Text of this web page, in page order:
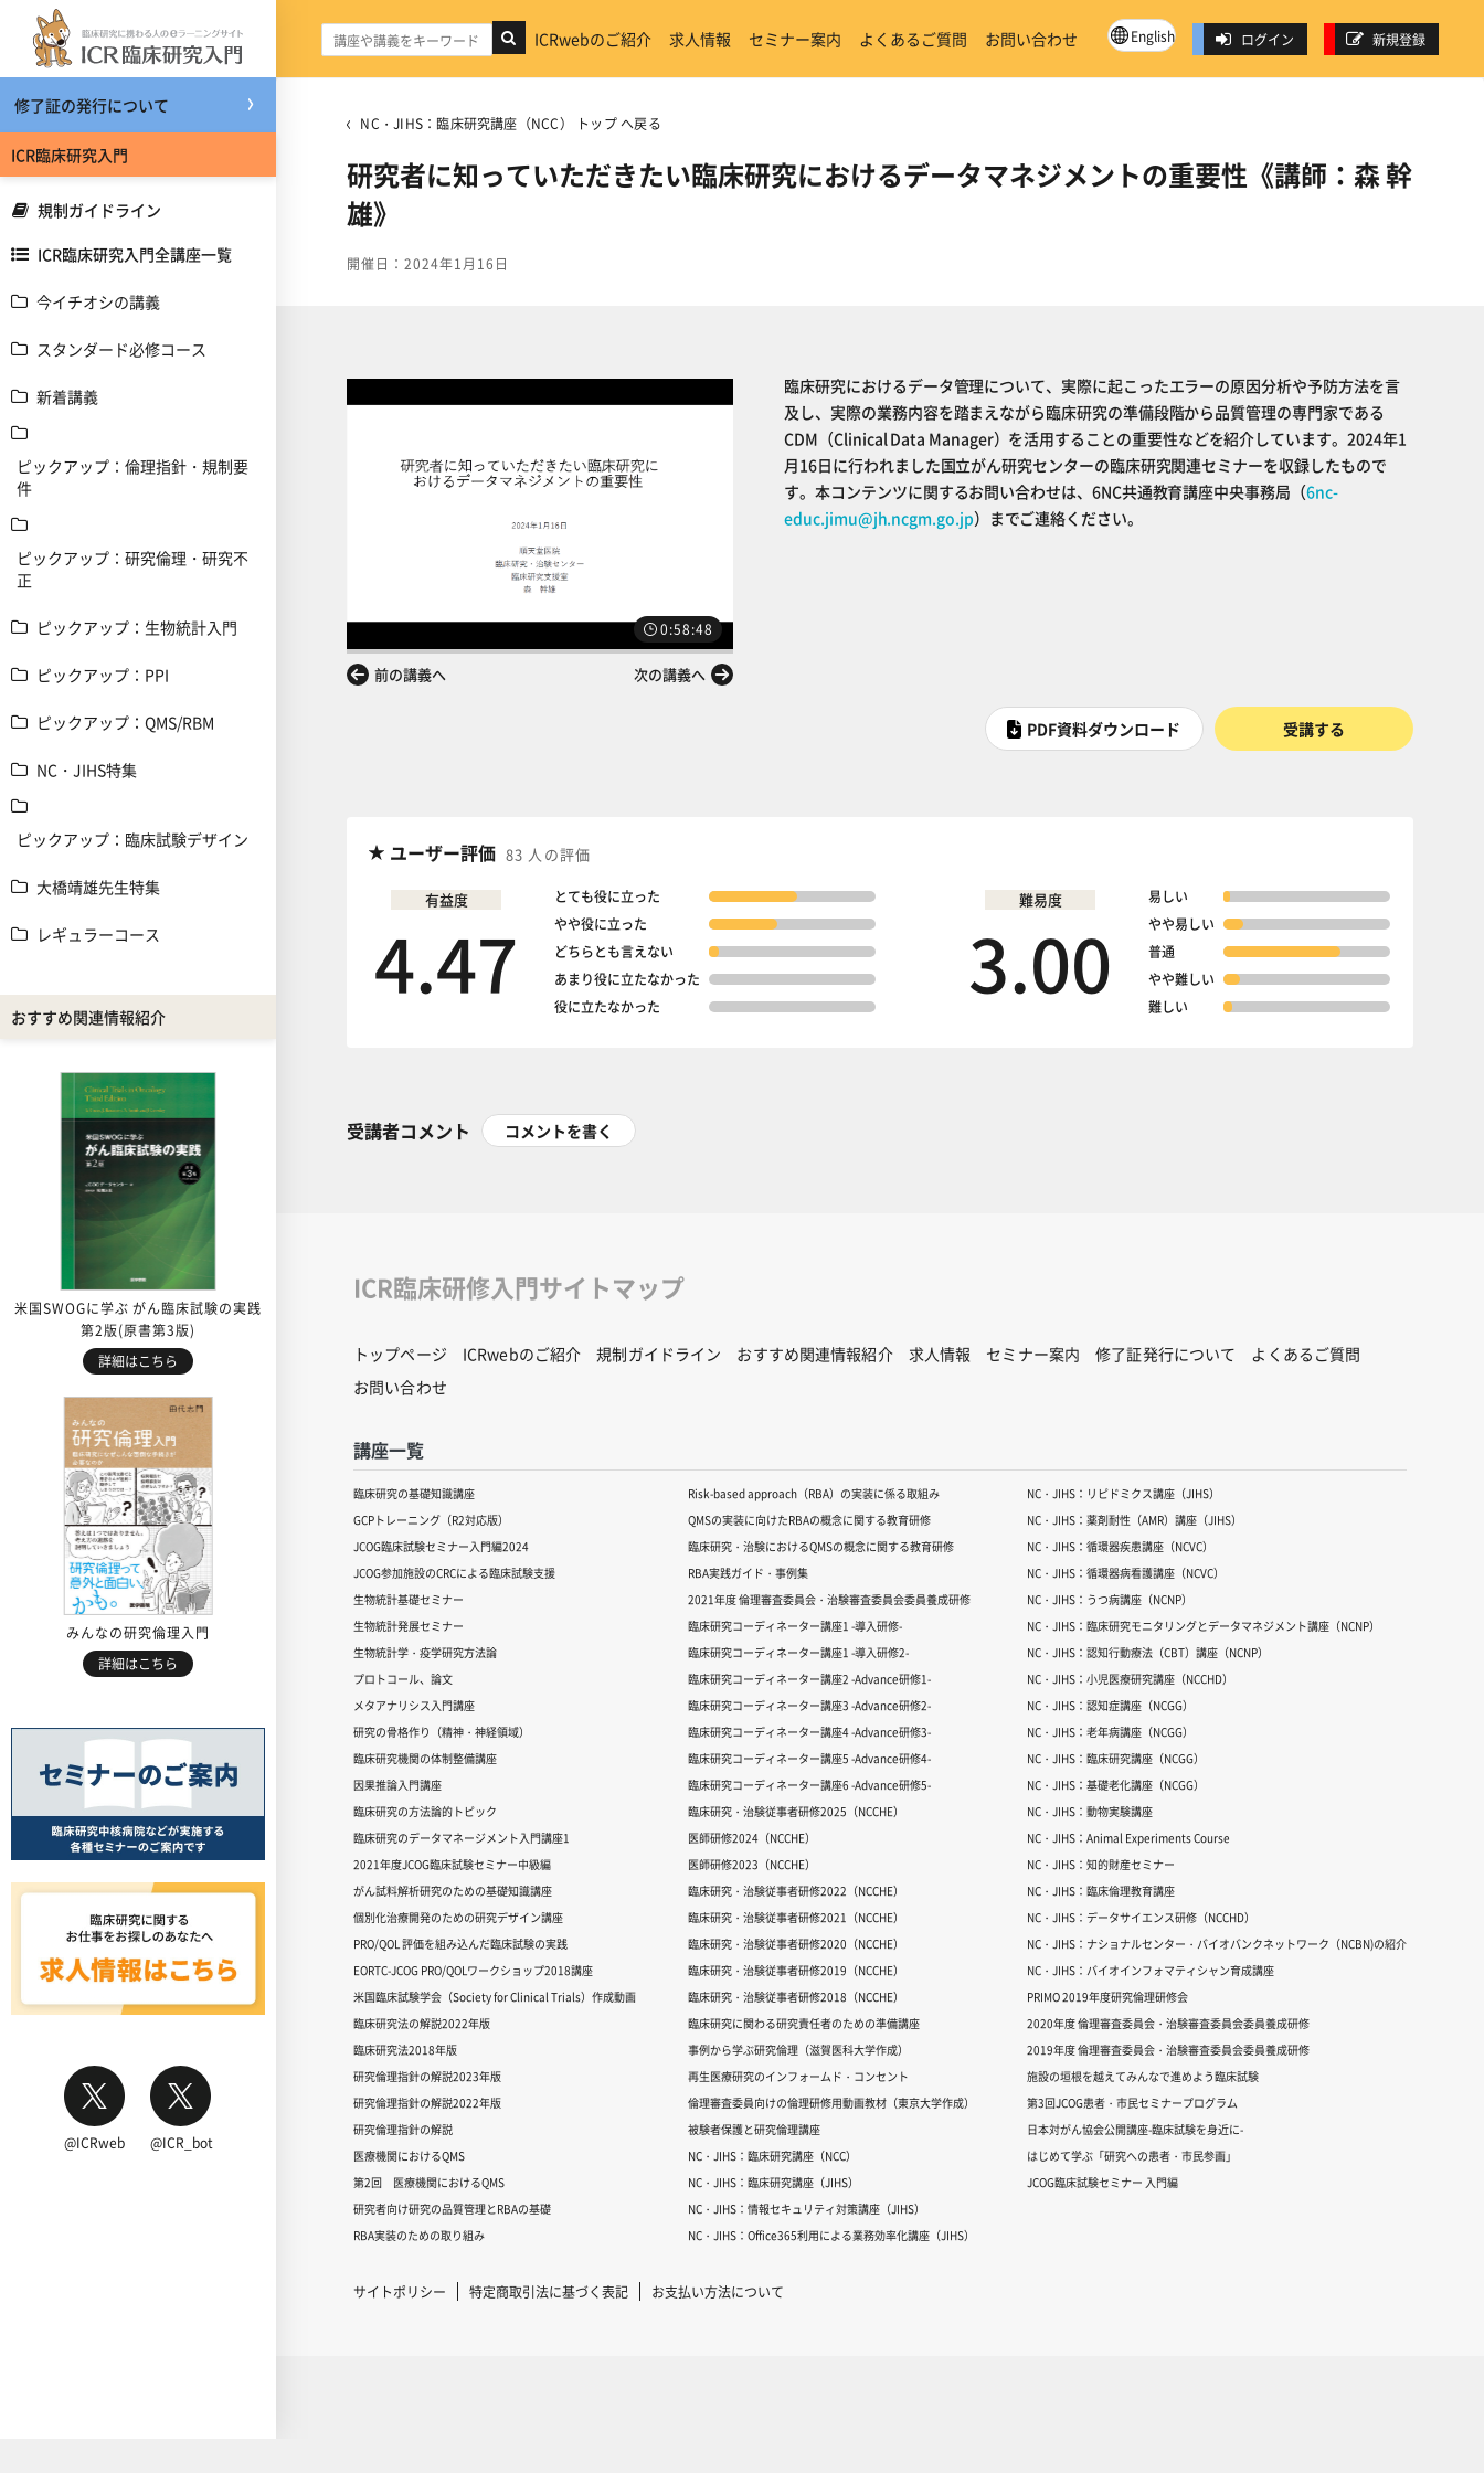
メインコンテンツへスキップする
修了証の発行について
ICR臨床研究入門
規制ガイドライン
ICR臨床研究入門全講座一覧
今イチオシの講義
スタンダード必修コース
新着講義
ピックアップ：倫理指針・規制要
件
ピックアップ：研究倫理・研究不
正
ピックアップ：生物統計入門
ピックアップ：PPI
ピックアップ：QMS/RBM
NC・JIHS特集
ピックアップ：臨床試験デザイン
大橋靖雄先生特集
レギュラーコース
おすすめ関連情報紹介
米国SWOGに学ぶ がん臨床試験の実践
第2版(原書第3版)
詳細はこちら
みんなの研究倫理入門
詳細はこちら
@ICRweb @ICR_bot
ICRwebのご紹介 求人情報 セミナー案内 よくあるご質問 お問い合わせ English ログイン 新規登録
NC・JIHS：臨床研究講座（NCC） トップ へ戻る
研究者に知っていただきたい臨床研究におけるデータマネジメントの重要性《講師：森 幹
雄》
開催日：2024年1月16日
0:58:48
前の講義へ 次の講義へ
臨床研究におけるデータ管理について、実際に起こったエラーの原因分析や予防方法を言
及し、実際の業務内容を踏まえながら臨床研究の準備段階から品質管理の専門家である
CDM（Clinical Data Manager）を活用することの重要性などを紹介しています。2024年1
月16日に行われました国立がん研究センターの臨床研究関連セミナーを収録したもので
す。本コンテンツに関するお問い合わせは、6NC共通教育講座中央事務局（6nc-
educ.jimu@jh.ncgm.go.jp）までご連絡ください。
PDF資料ダウンロード 受講する
ユーザー評価 83 人の評価
有益度
4.47
とても役に立った
やや役に立った
どちらとも言えない
あまり役に立たなかった
役に立たなかった
難易度
3.00
易しい
やや易しい
普通
やや難しい
難しい
受講者コメント コメントを書く
ICR臨床研修入門サイトマップ
トップページ ICRwebのご紹介 規制ガイドライン おすすめ関連情報紹介 求人情報 セミナー案内 修了証発行について
よくあるご質問
お問い合わせ
講座一覧
臨床研究の基礎知識講座
GCPトレーニング（R2対応版）
JCOG臨床試験セミナー入門編2024
JCOG参加施設のCRCによる臨床試験支援
生物統計基礎セミナー
生物統計発展セミナー
生物統計学・疫学研究方法論
プロトコール、論文
メタアナリシス入門講座
研究の骨格作り（精神・神経領域）
臨床研究機関の体制整備講座
因果推論入門講座
臨床研究の方法論的トピック
臨床研究のデータマネージメント入門講座1
2021年度JCOG臨床試験セミナー中級編
がん試料解析研究のための基礎知識講座
個別化治療開発のための研究デザイン講座
PRO/QOL 評価を組み込んだ臨床試験の実践
EORTC-JCOG PRO/QOLワークショップ2018講座
米国臨床試験学会（Society for Clinical Trials）作成動画
臨床研究法の解説2022年版
臨床研究法2018年版
研究倫理指針の解説2023年版
研究倫理指針の解説2022年版
研究倫理指針の解説
医療機関におけるQMS
第2回 医療機関におけるQMS
研究者向け研究の品質管理とRBAの基礎
RBA実装のための取り組み
Risk-based approach（RBA）の実装に係る取組み
QMSの実装に向けたRBAの概念に関する教育研修
臨床研究・治験におけるQMSの概念に関する教育研修
RBA実践ガイド・事例集
2021年度 倫理審査委員会・治験審査委員会委員養成研修
臨床研究コーディネーター講座1 -導入研修-
臨床研究コーディネーター講座1 -導入研修2-
臨床研究コーディネーター講座2 -Advance研修1-
臨床研究コーディネーター講座3 -Advance研修2-
臨床研究コーディネーター講座4 -Advance研修3-
臨床研究コーディネーター講座5 -Advance研修4-
臨床研究コーディネーター講座6 -Advance研修5-
臨床研究・治験従事者研修2025（NCCHE）
医師研修2024（NCCHE）
医師研修2023（NCCHE）
臨床研究・治験従事者研修2022（NCCHE）
臨床研究・治験従事者研修2021（NCCHE）
臨床研究・治験従事者研修2020（NCCHE）
臨床研究・治験従事者研修2019（NCCHE）
臨床研究・治験従事者研修2018（NCCHE）
臨床研究に関わる研究責任者のための準備講座
事例から学ぶ研究倫理（滋賀医科大学作成）
再生医療研究のインフォームド・コンセント
倫理審査委員向けの倫理研修用動画教材（東京大学作成）
被験者保護と研究倫理講座
NC・JIHS：臨床研究講座（NCC）
NC・JIHS：臨床研究講座（JIHS）
NC・JIHS：情報セキュリティ対策講座（JIHS）
NC・JIHS：Office365利用による業務効率化講座（JIHS）
NC・JIHS：リピドミクス講座（JIHS）
NC・JIHS：薬剤耐性（AMR）講座（JIHS）
NC・JIHS：循環器疾患講座（NCVC）
NC・JIHS：循環器病看護講座（NCVC）
NC・JIHS：うつ病講座（NCNP）
NC・JIHS：臨床研究モニタリングとデータマネジメント講座（NCNP）
NC・JIHS：認知行動療法（CBT）講座（NCNP）
NC・JIHS：小児医療研究講座（NCCHD）
NC・JIHS：認知症講座（NCGG）
NC・JIHS：老年病講座（NCGG）
NC・JIHS：臨床研究講座（NCGG）
NC・JIHS：基礎老化講座（NCGG）
NC・JIHS：動物実験講座
NC・JIHS：Animal Experiments Course
NC・JIHS：知的財産セミナー
NC・JIHS：臨床倫理教育講座
NC・JIHS：データサイエンス研修（NCCHD）
NC・JIHS：ナショナルセンター・バイオバンクネットワーク（NCBN)の紹介
NC・JIHS：バイオインフォマティシャン育成講座
PRIMO 2019年度研究倫理研修会
2020年度 倫理審査委員会・治験審査委員会委員養成研修
2019年度 倫理審査委員会・治験審査委員会委員養成研修
施設の垣根を越えてみんなで進めよう臨床試験
第3回JCOG患者・市民セミナープログラム
日本対がん協会公開講座-臨床試験を身近に-
はじめて学ぶ「研究への患者・市民参画」
JCOG臨床試験セミナー 入門編
サイトポリシー 特定商取引法に基づく表記 お支払い方法について